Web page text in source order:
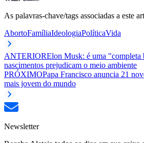
As palavras-chave/tags associadas a este
AbortoFamíliaIdeologiaPolíticaVida
ANTERIORElon Musk: é uma "completa
nascimentos prejudicam o meio ambiente
PRÓXIMOPapa Francisco anuncia 21
mais jovem do mundo
Newsletter